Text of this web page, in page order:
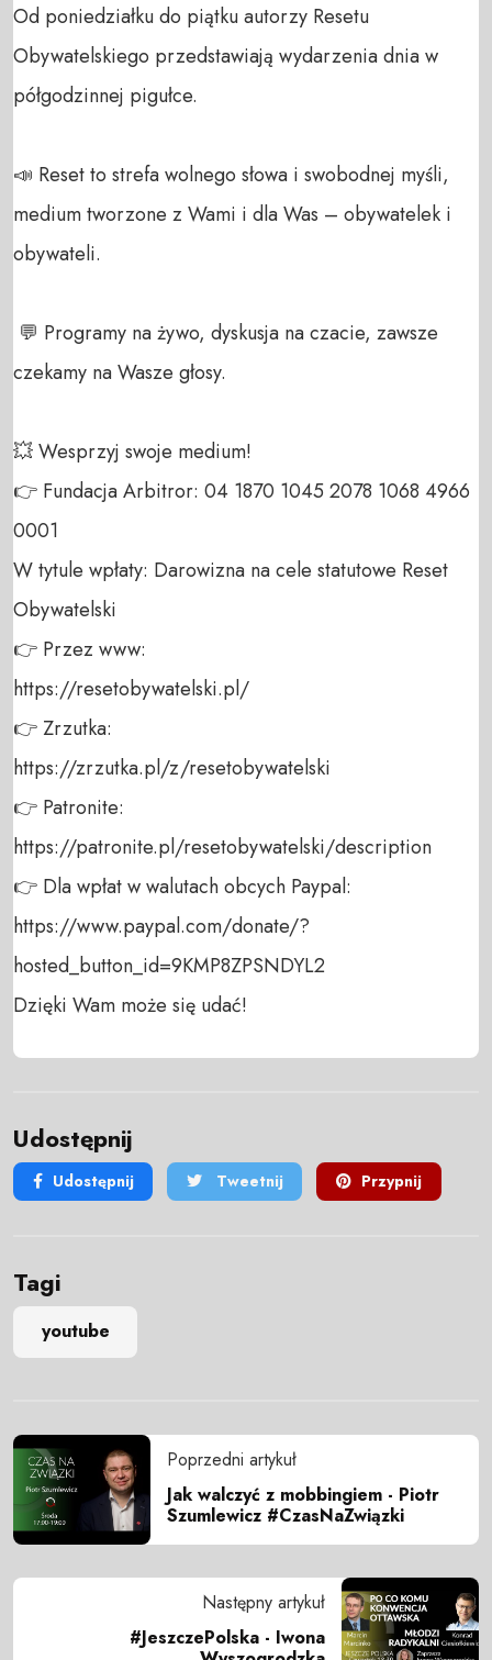
Od poniedziałku do piątku autorzy Resetu
Obywatelskiego przedstawiają wydarzenia dnia w
półgodzinnej pigułce.
📣 Reset to strefa wolnego słowa i swobodnej myśli,
medium tworzone z Wami i dla Was – obywatelek i
obywateli.
czekamy na Wasze głosy.
💥 Wesprzyj swoje medium!
👉 Fundacja Arbitror: 04 1870 1045 2078 1068 4966
0001
W tytule wpłaty: Darowizna na cele statutowe Reset
Obywatelski
👉 Przez www:
https://resetobywatelski.pl/
👉 Zrzutka:
https://zrzutka.pl/z/resetobywatelski
👉 Patronite:
https://patronite.pl/resetobywatelski/description
👉 Dla wpłat w walutach obcych Paypal:
https://www.paypal.com/donate/?
hosted_button_id=9KMP8ZPSNDYL2
Dzięki Wam może się udać!
Udostępnij
Udostępnij Tweetnij Przypnij
Tagi
youtube
Poprzedni artykuł
Jak walczyć z mobbingiem - Piotr
Szumlewicz #CzasNaZwiązki
Następny artykuł
#JeszczePolska - Iwona